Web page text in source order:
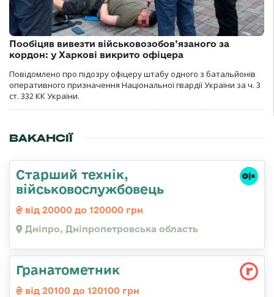
Пообіцяв вивезти військовозобов’язаного за
кордон: у Харкові викрито офіцера
Повідомлено про підозру офіцеру штабу одного з батальйонів
оперативного призначення Національної гвардії України за ч. 3
ст. 332 КК України.
ВАКАНСІЇ
Старший технік,
військовослужбовець
від 20000 до 120000 грн
Дніпро, Дніпропетровська область
Гранатометник
від 20100 до 120100 грн